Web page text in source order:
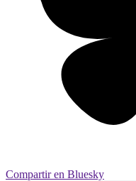
Compartir en Bluesky